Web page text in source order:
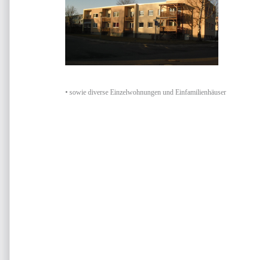
• sowie diverse Einzelwohnungen und Einfamilienhäuser